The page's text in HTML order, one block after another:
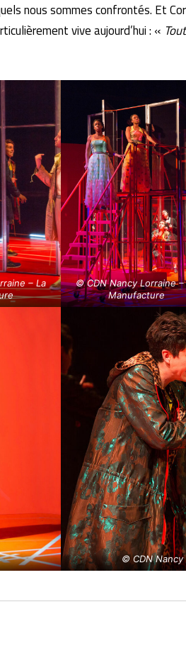
nous sommes confrontés. Et
vive aujourd’hui : «
– La
© CDN Nancy Lorraine –
Manufacture
© CDN